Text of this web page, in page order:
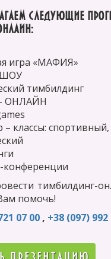
следующие
игра «МАФИЯ»
тимбилдинг
ОНЛАЙН
– классы:
конференции
тимбилдинг-
помочь!
07 00 , +38 (097) 992